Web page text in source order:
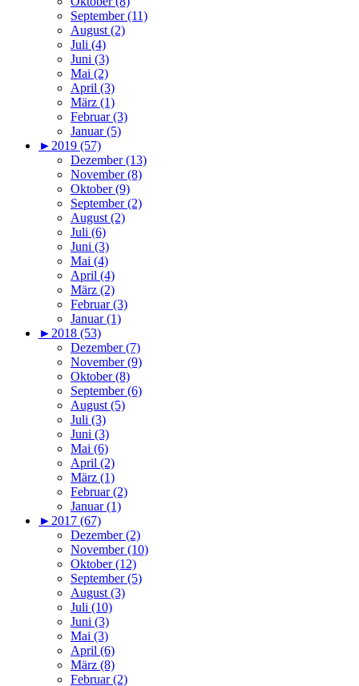
September (11)
August (2)
Juli (4)
Juni (3)
Mai (2)
April (3)
März (1)
Februar (3)
Januar (5)
► 2019 (57)
Dezember (13)
November (8)
Oktober (9)
September (2)
August (2)
Juli (6)
Juni (3)
Mai (4)
April (4)
März (2)
Februar (3)
Januar (1)
► 2018 (53)
Dezember (7)
November (9)
Oktober (8)
September (6)
August (5)
Juli (3)
Juni (3)
Mai (6)
April (2)
März (1)
Februar (2)
Januar (1)
► 2017 (67)
Dezember (2)
November (10)
Oktober (12)
September (5)
August (3)
Juli (10)
Juni (3)
Mai (3)
April (6)
März (8)
Februar (2)